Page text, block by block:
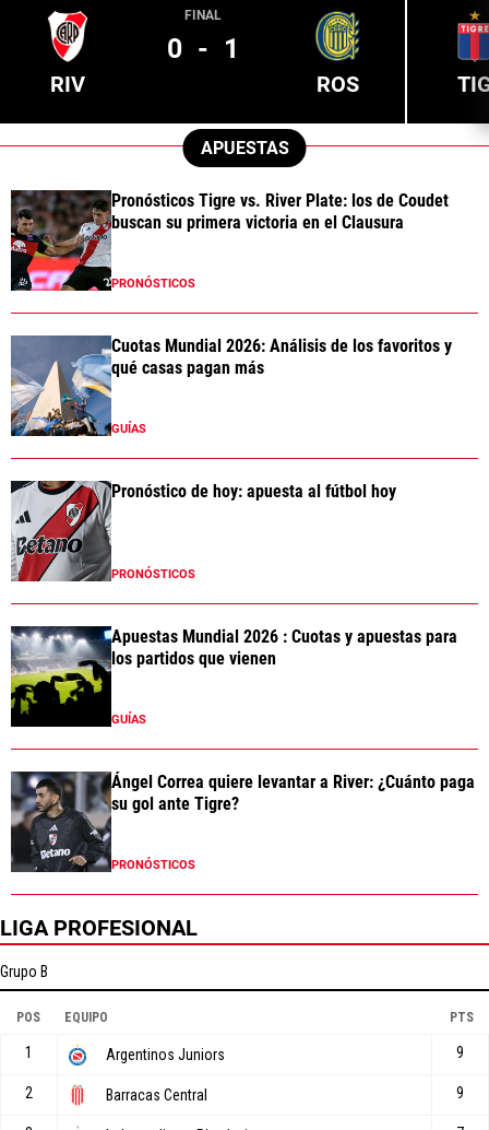
RIV
FINAL
0 - 1
ROS
APUESTAS
Pronósticos Tigre vs. River Plate: los de Coudet
buscan su primera victoria en el Clausura
PRONÓSTICOS
Cuotas Mundial 2026: Análisis de los favoritos y
qué casas pagan más
GUÍAS
Pronóstico de hoy: apuesta al fútbol hoy
PRONÓSTICOS
Apuestas Mundial 2026 : Cuotas y apuestas para
los partidos que vienen
GUÍAS
Ángel Correa quiere levantar a River: ¿Cuánto paga
su gol ante Tigre?
PRONÓSTICOS
LIGA PROFESIONAL